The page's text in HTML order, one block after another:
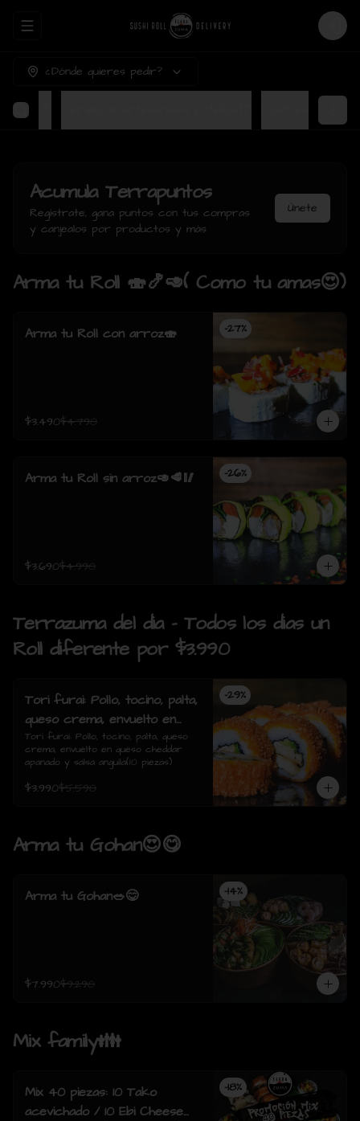
Abrir menu de navegación Login
¿Dónde quieres pedir?
AcumulaTerrapuntos
Regístrate, gana puntos con tus compras
y canjealos por productos y más
Únete
Arma tu Roll 🍣🍤🥑( Como tu amas😍)
-27%
Arma tu Roll con arroz🍣
$3.490$4.790
-26%
Arma tu Roll sin arroz🥑🥩🥢
$3.690$4.990
Terrazuma del dia - Todos los dias un
Roll diferente por $3.990
-29%
Tori furai: Pollo, tocino, palta,
queso crema, envuelto en
queso cheddar apanado y
salsa anguila(10 piezas)
Tori furai: Pollo, tocino, palta, queso
crema, envuelto en queso cheddar
apanado y salsa anguila(10 piezas)
$3.990$5.590
Arma tu Gohan😍😋
-14%
Arma tu Gohan🥗😋
$7.990$9.290
Mix family👪
-18%
Mix 40 piezas: 10 Tako
acevichado / 10 Ebi Cheese